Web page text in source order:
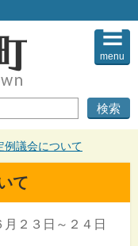
menu
例議会について
て
２３日～２４日